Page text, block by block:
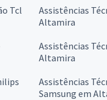
Tcl
Assistências
Altamira
Assistências
Altamira
Assistências
Samsung em